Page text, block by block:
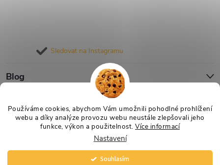
Používáme cookies, abychom Vám umožnili pohodlné prohlížení
webu a díky analýze provozu webu neustále zlepšovali jeho
funkce, výkon a použitelnost. Více informací
Nastavení
Souhlasím
Sledovat na Instagramu
Blog
Informace pro vás
Vytvořil Shoptet
Nejlevnější Výživa. Všechna práva vyhrazena.